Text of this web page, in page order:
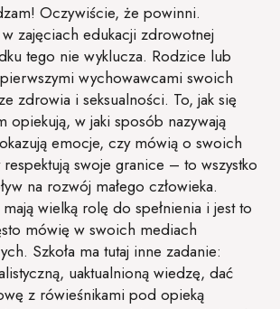
Oczywiście, że powinni.
zajęciach edukacji zdrowotnej
tego nie wyklucza. Rodzice lub
wychowawcami swoich
zdrowia i seksualności. To, jak się
opiekują, w jaki sposób nazywają
emocje, czy mówią o swoich
swoje granice – to wszystko
na rozwój małego człowieka.
wielką rolę do spełnienia i jest to
mówię w swoich mediach
Szkoła ma tutaj inne zadanie:
uaktualnioną wiedzę, dać
z rówieśnikami pod opieką